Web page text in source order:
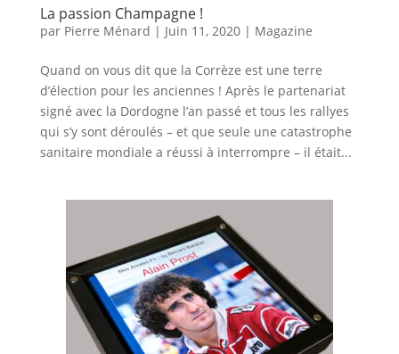
La passion Champagne !
par Pierre Ménard | Juin 11, 2020| Magazine
Quand on vous dit que la Corrèze est une terre
d’élection pour les anciennes ! Après le partenariat
signé avec la Dordogne l’an passé et tous les rallyes
qui s’y sont déroulés – et que seule une catastrophe
sanitaire mondiale a réussi à interrompre – il était...